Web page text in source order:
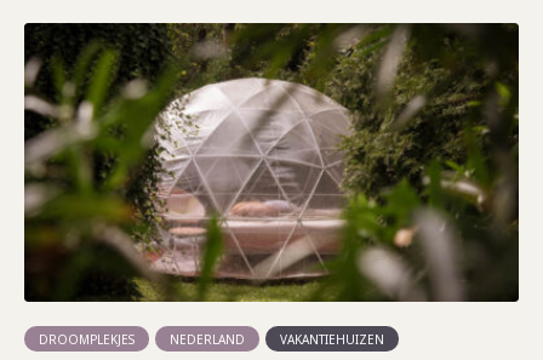
DROOMPLEKJES NEDERLAND VAKANTIEHUIZEN